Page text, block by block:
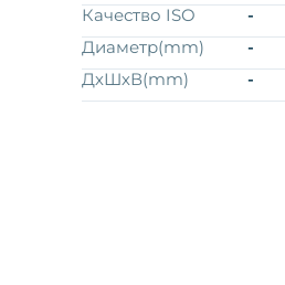
Качество ISO
-
Диаметр(mm)
-
ДхШхВ(mm)
-